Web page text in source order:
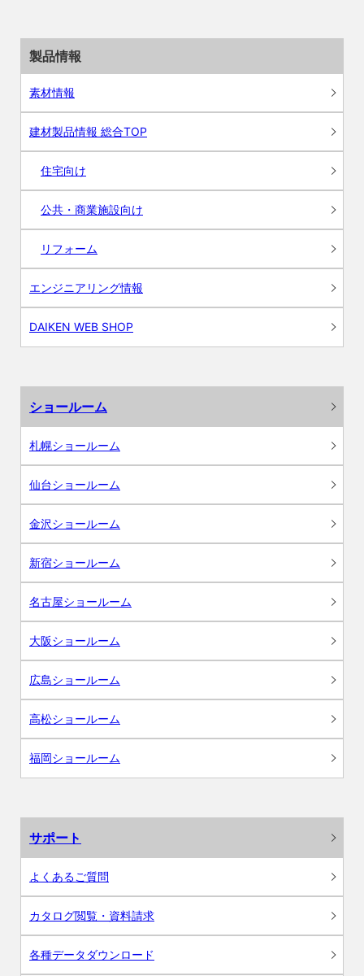
製品情報
素材情報
建材製品情報 総合TOP
住宅向け
公共・商業施設向け
リフォーム
エンジニアリング情報
DAIKEN WEB SHOP
ショールーム
札幌ショールーム
仙台ショールーム
金沢ショールーム
新宿ショールーム
名古屋ショールーム
大阪ショールーム
広島ショールーム
高松ショールーム
福岡ショールーム
サポート
よくあるご質問
カタログ閲覧・資料請求
各種データダウンロード